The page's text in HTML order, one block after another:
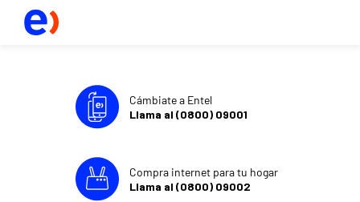
Cámbiate a Entel
Llama al (0800) 09001
Compra internet para tu hogar
Llama al (0800) 09002